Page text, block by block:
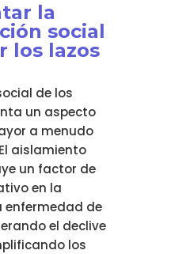
la
social
los lazos
de los
un aspecto
a menudo
aislamiento
un factor de
en la
enfermedad de
el declive
los